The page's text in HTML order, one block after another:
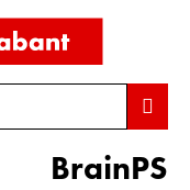
BrainPS